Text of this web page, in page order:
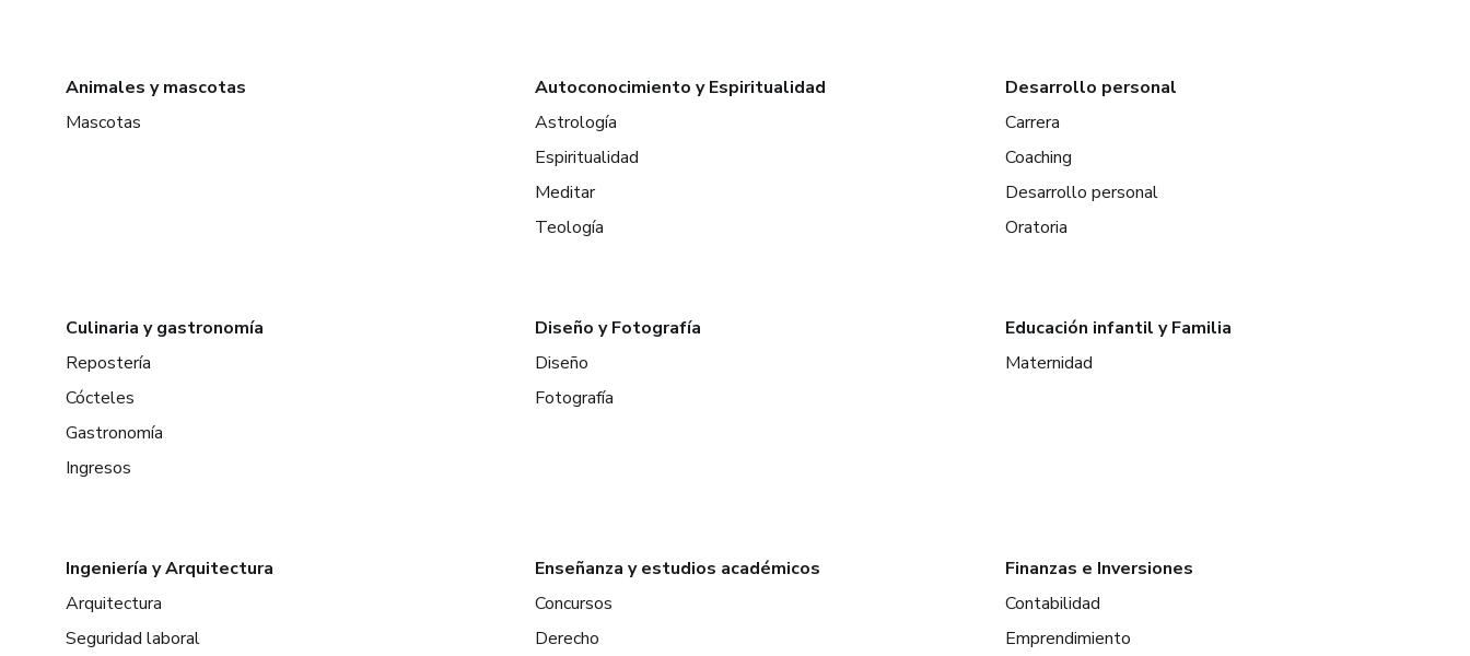
Animales y mascotas
Mascotas
Autoconocimiento y Espiritualidad
Astrología
Espiritualidad
Meditar
Teología
Desarrollo personal
Carrera
Coaching
Desarrollo personal
Oratoria
Culinaria y gastronomía
Repostería
Cócteles
Gastronomía
Ingresos
Diseño y Fotografía
Diseño
Fotografía
Educación infantil y Familia
Maternidad
Ingeniería y Arquitectura
Arquitectura
Seguridad laboral
Enseñanza y estudios académicos
Concursos
Derecho
Finanzas e Inversiones
Contabilidad
Emprendimiento